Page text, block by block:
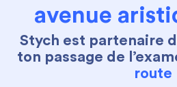
avenue
Stych est partenaire
ton passage de
route